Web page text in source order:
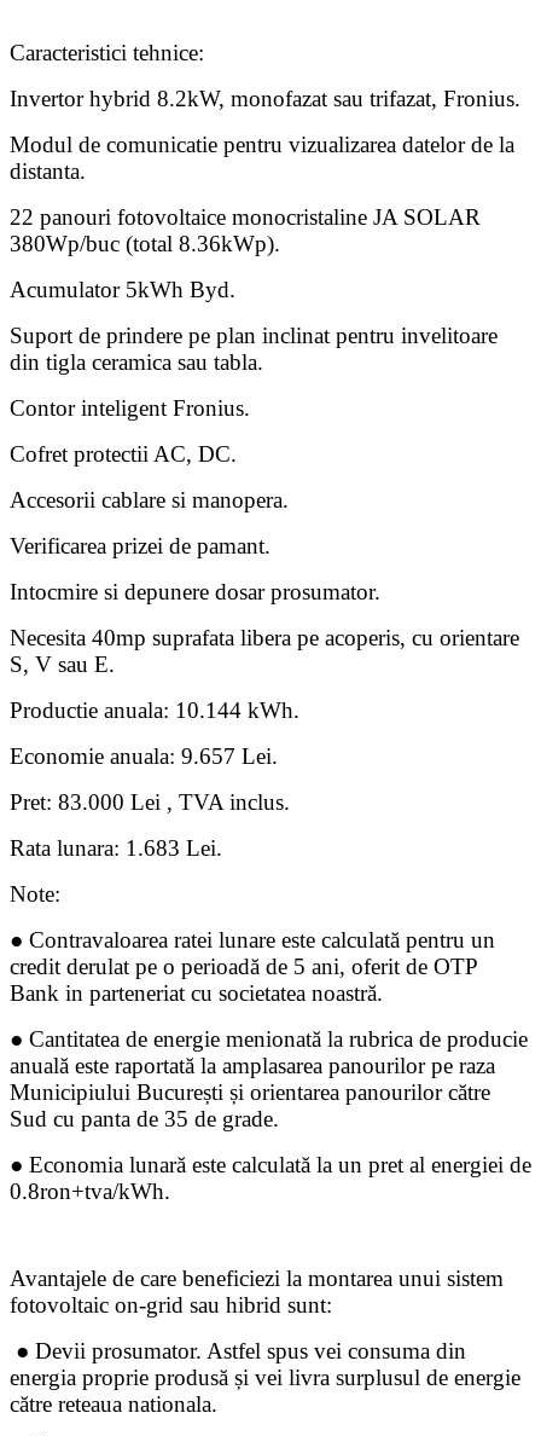
Caracteristici tehnice:
Invertor hybrid 8.2kW, monofazat sau trifazat, Fronius.
Modul de comunicatie pentru vizualizarea datelor de la
distanta.
22 panouri fotovoltaice monocristaline JA SOLAR
380Wp/buc (total 8.36kWp).
Acumulator 5kWh Byd.
Suport de prindere pe plan inclinat pentru invelitoare
din tigla ceramica sau tabla.
Contor inteligent Fronius.
Cofret protectii AC, DC.
Accesorii cablare si manopera.
Verificarea prizei de pamant.
Intocmire si depunere dosar prosumator.
Necesita 40mp suprafata libera pe acoperis, cu orientare
S, V sau E.
Productie anuala: 10.144 kWh.
Economie anuala: 9.657 Lei.
Pret: 83.000 Lei , TVA inclus.
Rata lunara: 1.683 Lei.
Note:
● Contravaloarea ratei lunare este calculată pentru un
credit derulat pe o perioadă de 5 ani, oferit de OTP
Bank in parteneriat cu societatea noastră.
● Cantitatea de energie menionată la rubrica de producie
anuală este raportată la amplasarea panourilor pe raza
Municipiului București și orientarea panourilor către
Sud cu panta de 35 de grade.
● Economia lunară este calculată la un pret al energiei de
0.8ron+tva/kWh.
Avantajele de care beneficiezi la montarea unui sistem
fotovoltaic on-grid sau hibrid sunt:
● Devii prosumator. Astfel spus vei consuma din
energia proprie produsă și vei livra surplusul de energie
către reteaua nationala.